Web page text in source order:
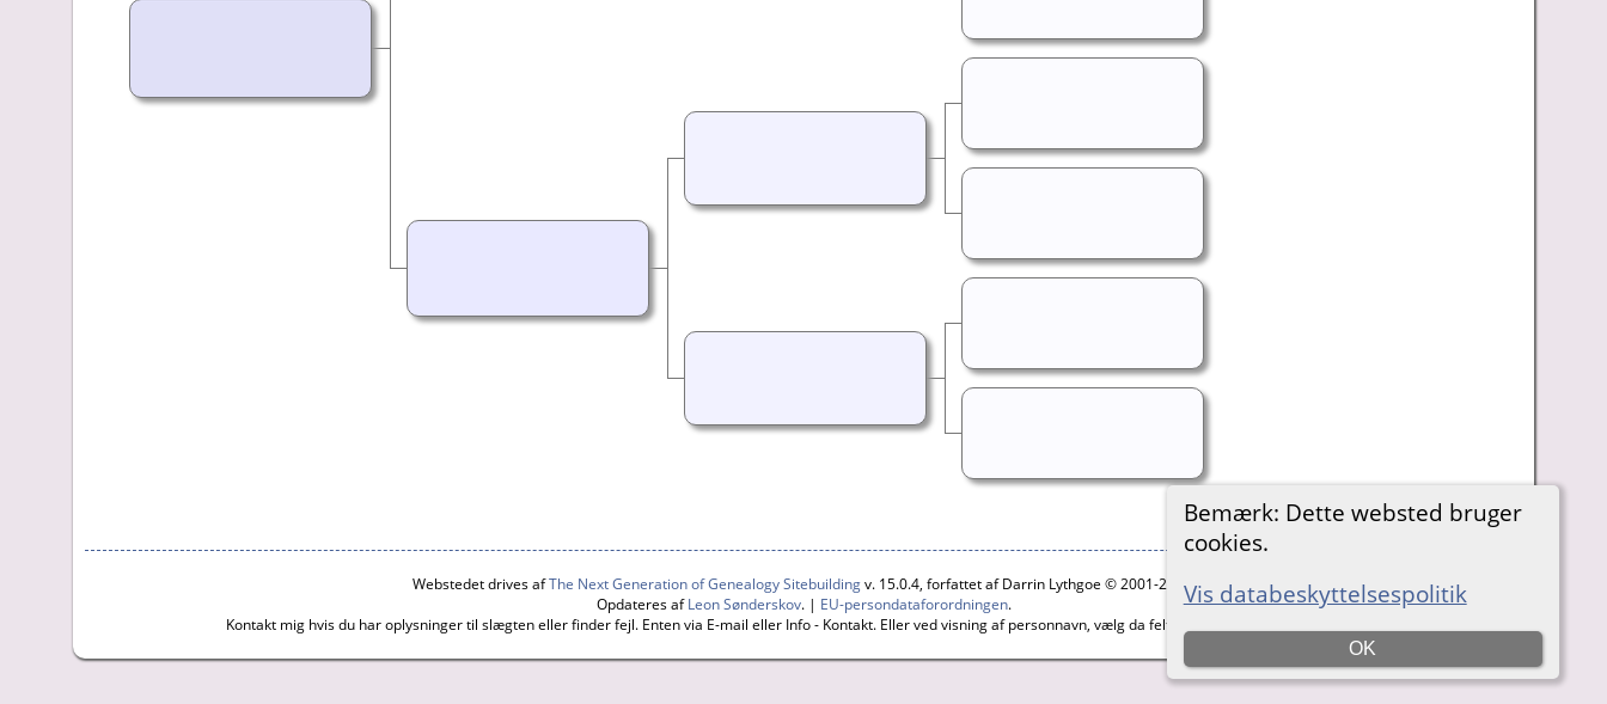
Bemærk: Dette websted bruger
cookies.
Vis databeskyttelsespolitik
OK
Webstedet drives afThe Next Generation of Genealogy Sitebuildingv. 15.0.4, forfattet af Darrin Lythgoe © 2001-2026.
Opdateres afLeon Sønderskov. | EU-persondataforordningen.
Kontakt mig hvis du har oplysninger til slægten eller finder fejl. Enten via E-mail eller Info - Kontakt. Eller ved visning af personnavn, vælg da feltet til højre der hedder: FORESLÅ